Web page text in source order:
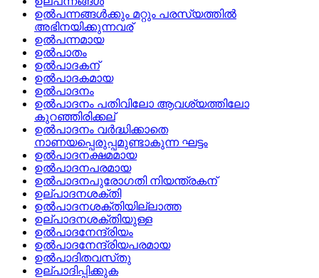
ഉല്‍പന്നങ്ങള്‍ക്കും മറ്റും പരസ്യത്തില്‍
അഭിനയിക്കുന്നവര്
ഉല്‍പന്നമായ
ഉല്‍പാതം
ഉല്‍പാദകന്
ഉല്‍പാദകമായ
ഉല്‍പാദനം
ഉല്‍പാദനം പതിവിലോ ആവശ്യത്തിലോ
കുറഞ്ഞിരിക്കല്
ഉല്‍പാദനം വര്‍ദ്ധിക്കാതെ
നാണയപ്പെരുപ്പമുണ്ടാകുന്ന ഘട്ടം
ഉല്‍പാദനക്ഷമമായ
ഉല്‍പാദനപരമായ
ഉല്‍പാദനപുരോഗതി നിയന്ത്രകന്
ഉല്പാദനശക്തി
ഉല്‍പാദനശക്തിയില്ലാത്ത
ഉല്പാദനശക്തിയുള്ള
ഉല്‍പാദനേന്ദ്രിയം
ഉല്‍പാദനേന്ദ്രിയപരമായ
ഉല്‍പാദിതവസ്‌തു
ഉല്പാദിപ്പിക്കുക